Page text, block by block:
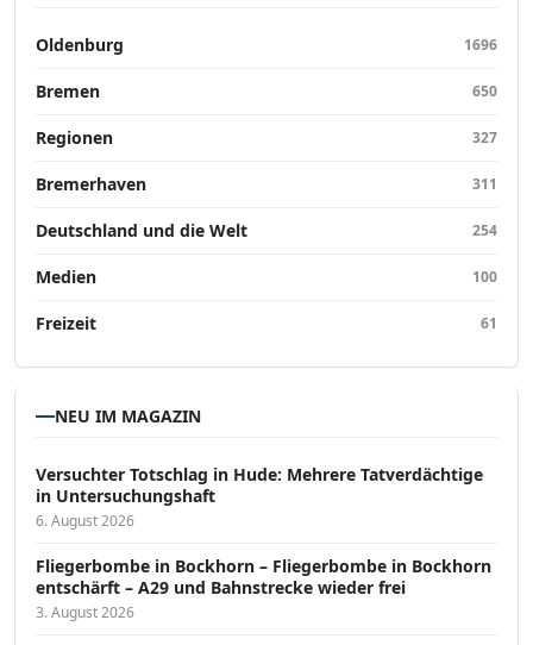
Oldenburg 1696
Bremen 650
Regionen 327
Bremerhaven 311
Deutschland und die Welt 254
Medien 100
Freizeit 61
NEU IM MAGAZIN
Versucht­er Totschlag in Hude: Mehrere Tatverdächtige
in Untersuchungshaft
6. August 2026
Fliegerbombe in Bockhorn – Fliegerbombe in Bockhorn
entschärft – A29 und Bahnstrecke wieder frei
3. August 2026